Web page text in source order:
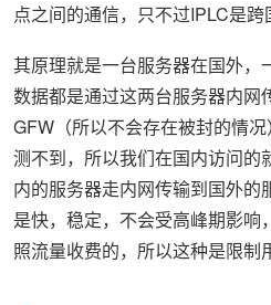
点之间的通信，只不过IPLC是跨
其原理就是一台服务器在国外，
数据都是通过这两台服务器内网
GFW（所以不会存在被封的情
测不到，所以我们在国内访问的
内的服务器走内网传输到国外的
是快，稳定，不会受高峰期影响
照流量收费的，所以这种是限制